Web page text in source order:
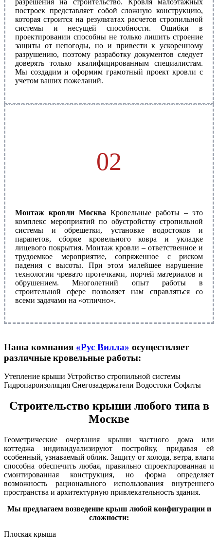
построек представляет собой сложную конструкцию,
которая строится на результатах расчетов стропильной
системы и несущей способности. Ошибки в
проектировании способны не только лишить строение
защиты от непогоды, но и привести к ускоренному
разрушению, поэтому разработку документов следует
доверять только квалифицированным специалистам.
Мы создадим и оформим грамотный проект кровли с
учетом ваших пожеланий.
02
Монтаж кровли Москва Кровельные работы – это
комплекс мероприятий по обустройству стропильной
системы и обрешетки, установке водостоков и
парапетов, сборке кровельного ковра и укладке
лицевого покрытия. Монтаж кровли – ответственное и
трудоемкое мероприятие, сопряженное с риском
падения с высоты. При этом малейшее нарушение
технологии чревато протечками, порчей материалов и
обрушением. Многолетний опыт работы в
строительной сфере позволяет нам справляться со
всеми задачами на «отлично».
Наша компания «Рус Вилла» осуществляет
различные кровельные работы:
Утепление крыши Устройство стропильной системы
Гидропароизоляция Снегозадержатели Водостоки Софиты
Строительство крыши любого типа в
Москве
Геометрические очертания крыши частного дома или
коттеджа индивидуализируют постройку, придавая ей
особенный, узнаваемый облик. Защиту от холода, ветра, влаги
способна обеспечить любая, правильно спроектированная и
смонтированная конструкция, но форма определяет
возможность рационального использования внутреннего
пространства и архитектурную привлекательность здания.
Мы предлагаем возведение крыш любой конфигурации и
сложности:
Плоская крыша